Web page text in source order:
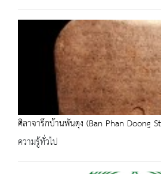
ศิลาจารึกบ้านพันดุง (Ban Phan Doong
ความรู้ทั่วไป